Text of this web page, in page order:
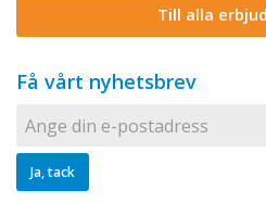
Till alla
Få vårt nyhetsbrev